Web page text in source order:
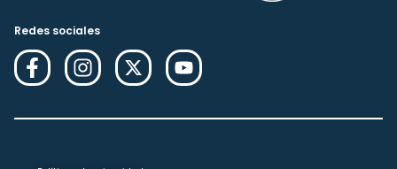
Redes sociales